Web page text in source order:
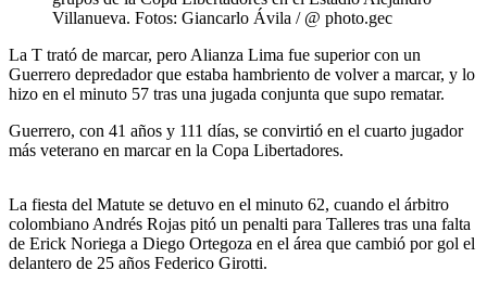
Villanueva. Fotos: Giancarlo Ávila / @ photo.gec
La T trató de marcar, pero Alianza Lima fue superior con un
Guerrero depredador que estaba hambriento de volver a marcar, y lo
hizo en el minuto 57 tras una jugada conjunta que supo rematar.
Guerrero, con 41 años y 111 días, se convirtió en el cuarto jugador
más veterano en marcar en la Copa Libertadores.
La fiesta del Matute se detuvo en el minuto 62, cuando el árbitro
colombiano Andrés Rojas pitó un penalti para Talleres tras una falta
de Erick Noriega a Diego Ortegoza en el área que cambió por gol el
delantero de 25 años Federico Girotti.